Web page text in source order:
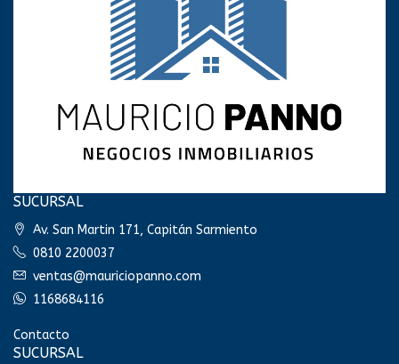
SUCURSAL
Av. San Martin 171, Capitán Sarmiento
0810 2200037
ventas@mauriciopanno.com
1168684116
Contacto
SUCURSAL